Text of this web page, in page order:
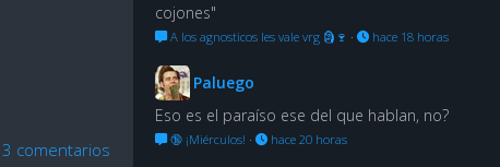
3 comentarios
cojones"
A los agnosticos les vale vrg 🗿🍷 · hace 18 horas
Paluego
Eso es el paraíso ese del que hablan, no?
🔞 ¡Miérculos! · hace 20 horas